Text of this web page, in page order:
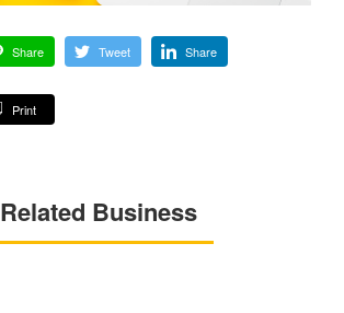
Share Tweet Share
Print
Related Business